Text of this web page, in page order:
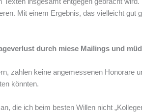
Mit einem Ergebnis, das vielleicht
durch miese Mailings und
zahlen keine angemessenen Honorare
könnten.
die ich beim besten Willen nicht